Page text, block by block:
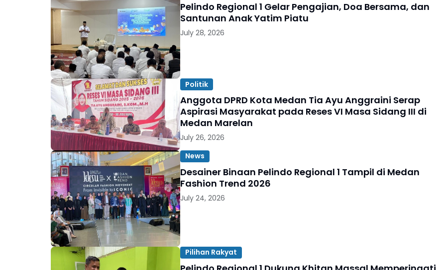
Pelindo Regional 1 Gelar Pengajian, Doa Bersama, dan
Santunan Anak Yatim Piatu
July 28, 2026
Politik
Anggota DPRD Kota Medan Tia Ayu Anggraini Serap
Aspirasi Masyarakat pada Reses VI Masa Sidang III di
Medan Marelan
July 26, 2026
News
Desainer Binaan Pelindo Regional 1 Tampil di Medan
Fashion Trend 2026
July 24, 2026
Pilihan Rakyat